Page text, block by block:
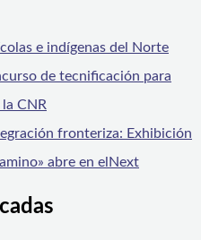
e indígenas del Norte
de tecnificación para
CNR
fronteriza: Exhibición
abre en elNext